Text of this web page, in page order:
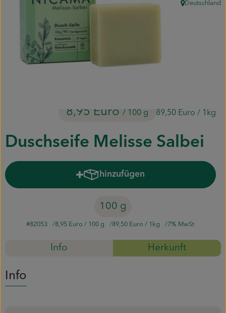
Piluweri im Glas
Blumensträuße
Naturkost
Gemüsekiste
Firmenkunden
Mitmachen
Duschseife Melisse Salbei
8,95 Euro / 100 g 89,50 Euro / 1kg
, Herkunft:
Deutschland
hinzufügen
Produkt zum Warenkorb
100 g
#82053 8,95 Euro/ 100 g 89,50 Euro/ 1kg 7% MwSt
Info Herkunft
Info